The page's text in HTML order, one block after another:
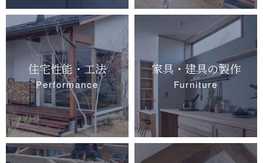
住宅性能・工法
Performance
家具・建具の製作
Furniture